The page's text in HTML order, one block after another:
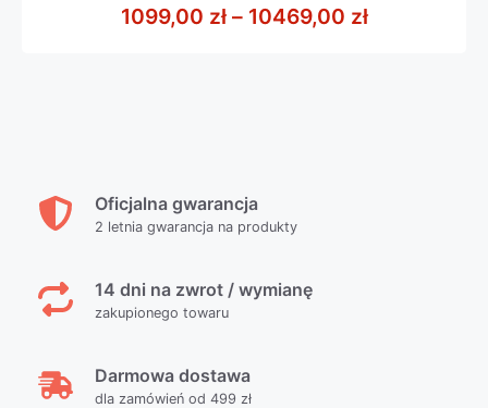
5
1099,00 zł – 10469,00 złZakres
Oficjalna gwarancja
2 letnia gwarancja na produkty
14 dni na zwrot / wymianę
zakupionego towaru
Darmowa dostawa
dla zamówień od 499 zł